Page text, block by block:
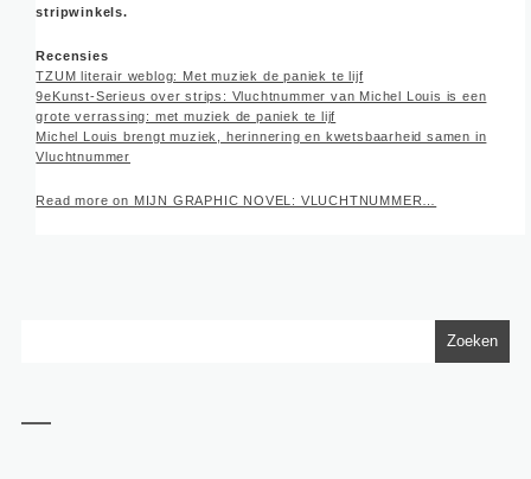
stripwinkels.
Recensies
TZUM literair weblog: Met muziek de paniek te lijf
9eKunst-Serieus over strips: Vluchtnummer van Michel Louis is een
grote verrassing: met muziek de paniek te lijf
Michel Louis brengt muziek, herinnering en kwetsbaarheid samen in
Vluchtnummer
Read more on MIJN GRAPHIC NOVEL: VLUCHTNUMMER…